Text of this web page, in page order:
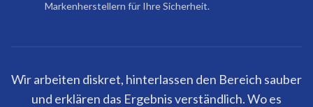
Markenherstellern für Ihre Sicherheit.
Wir arbeiten diskret, hinterlassen den Bereich sauber
und erklären das Ergebnis verständlich. Wo es